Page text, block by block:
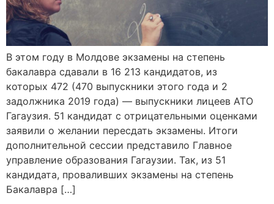
В этом году в Молдове экзамены на степень
бакалавра сдавали в 16 213 кандидатов, из
которых 472 (470 выпускники этого года и 2
задолжника 2019 года) — выпускники лицеев АТО
Гагаузия. 51 кандидат с отрицательными оценками
заявили о желании пересдать экзамены. Итоги
дополнительной сессии представило Главное
управление образования Гагаузии. Так, из 51
кандидата, проваливших экзамены на степень
Бакалавра […]